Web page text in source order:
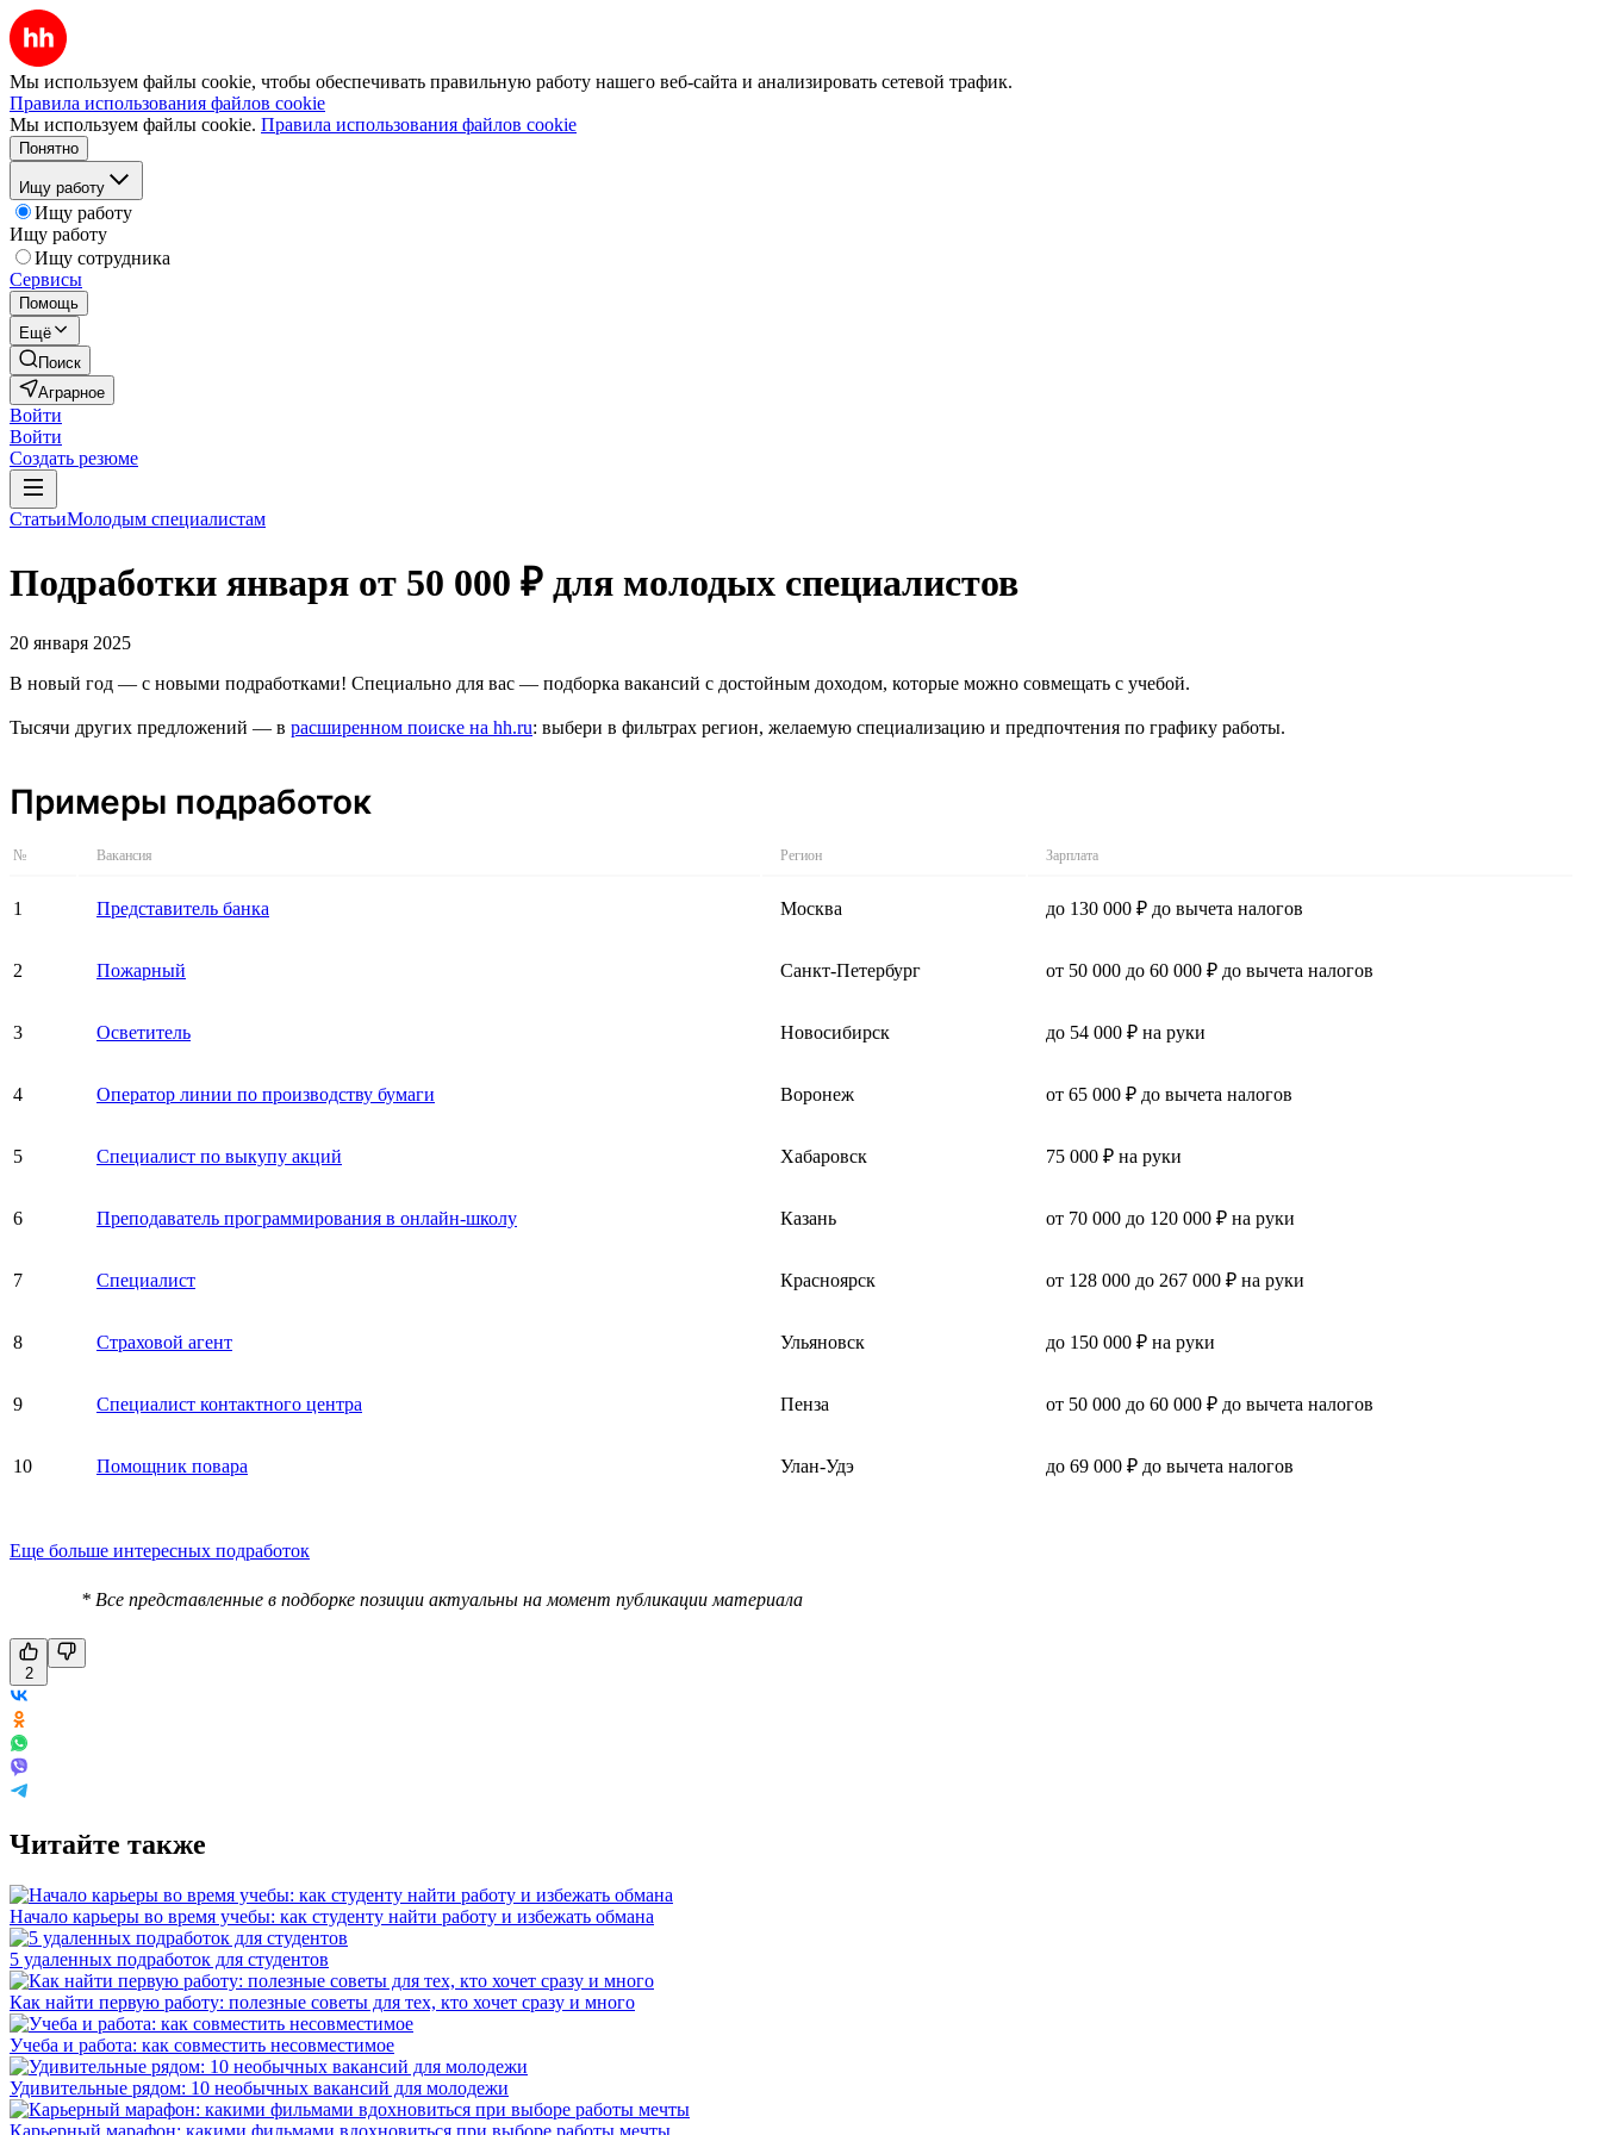
Мы используем файлы cookie, чтобы обеспечивать правильную работу нашего веб-сайта и анализировать сетевой трафик.
Правила использования файлов cookie
Мы используем файлы cookie. Правила использования файлов cookie
Понятно
Ищу работу
Ищу работу
Ищу работу
Ищу сотрудника
Сервисы
Помощь
Ещё
Поиск
Аграрное
Войти
Войти
Создать резюме
СтатьиМолодым специалистам
Подработки января от 50 000 ₽ для молодых специалистов
20 января 2025
В новый год — с новыми подработками! Специально для вас — подборка вакансий с достойным доходом, которые можно совмещать с учебой.
Тысячи других предложений — в расширенном поиске на hh.ru: выбери в фильтрах регион, желаемую специализацию и предпочтения по графику работы.
Примеры подработок
№ Вакансия Регион Зарплата
1 Представитель банка Москва до 130 000 ₽ до вычета налогов
2 Пожарный Санкт-Петербург от 50 000 до 60 000 ₽ до вычета налогов
3 Осветитель Новосибирск до 54 000 ₽ на руки
4 Оператор линии по производству бумаги Воронеж от 65 000 ₽ до вычета налогов
5 Специалист по выкупу акций Хабаровск 75 000 ₽ на руки
6 Преподаватель программирования в онлайн-школу Казань от 70 000 до 120 000 ₽ на руки
7 Специалист Красноярск от 128 000 до 267 000 ₽ на руки
8 Страховой агент Ульяновск до 150 000 ₽ на руки
9 Специалист контактного центра Пенза от 50 000 до 60 000 ₽ до вычета налогов
10 Помощник повара Улан-Удэ до 69 000 ₽ до вычета налогов
Еще больше интересных подработок
* Все представленные в подборке позиции актуальны на момент публикации материала
2
Читайте также
Начало карьеры во время учебы: как студенту найти работу и избежать обмана
5 удаленных подработок для студентов
Как найти первую работу: полезные советы для тех, кто хочет сразу и много
Учеба и работа: как совместить несовместимое
Удивительные рядом: 10 необычных вакансий для молодежи
Карьерный марафон: какими фильмами вдохновиться при выборе работы мечты